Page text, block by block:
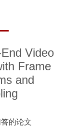
Video
Frame
and
的论文